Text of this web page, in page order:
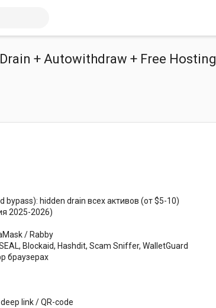
+ Autowithdraw + Free Hosting
hidden drain всех активов (от $5-10)
2025-2026)
/ Rabby
Blockaid, Hashdit, Scam Sniffer, WalletGuard
браузерах
link / QR-code